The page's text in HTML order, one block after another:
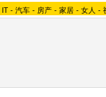
IT - 汽车 - 房产 - 家居 - 女人 -